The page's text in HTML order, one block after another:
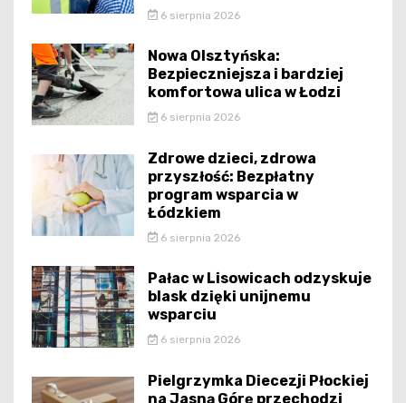
6 sierpnia 2026
Nowa Olsztyńska:
Bezpieczniejsza i bardziej
komfortowa ulica w Łodzi
6 sierpnia 2026
Zdrowe dzieci, zdrowa
przyszłość: Bezpłatny
program wsparcia w
Łódzkiem
6 sierpnia 2026
Pałac w Lisowicach odzyskuje
blask dzięki unijnemu
wsparciu
6 sierpnia 2026
Pielgrzymka Diecezji Płockiej
na Jasną Górę przechodzi